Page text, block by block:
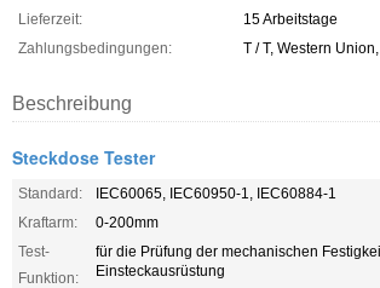
Lieferzeit:
15 Arbeitstage
Zahlungsbedingungen:
T / T, Western
Beschreibung
Steckdose Tester
Standard:
IEC60065, IEC60950-1, IEC60884-1
Kraftarm:
0-200mm
Test-
Funktion:
für die Prüfung der mechanischen
Einsteckausrüstung